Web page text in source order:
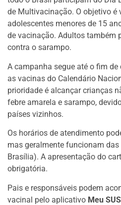
de Multivacinação. O objetivo é
adolescentes menores de 15
de vacinação. Adultos também
contra o sarampo.
A campanha segue até o fim
as vacinas do Calendário
prioridade é alcançar crianças
febre amarela e sarampo,
países vizinhos.
Os horários de atendimento
mas geralmente funcionam
Brasília). A apresentação do
obrigatória.
Pais e responsáveis podem
vacinal pelo aplicativo Meu